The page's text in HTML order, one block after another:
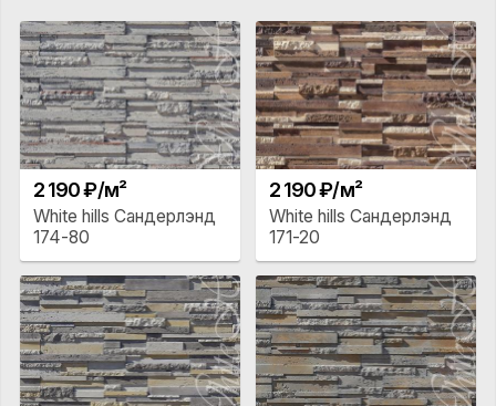
2 190 ₽/м²
White hills Сандерлэнд
174-80
2 190 ₽/м²
White hills Сандерлэнд
171-20